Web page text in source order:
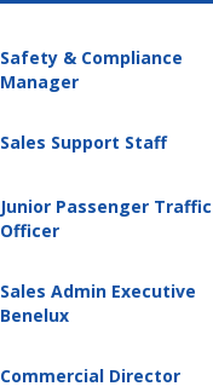
Safety & Compliance
Manager
Sales Support Staff
Junior Passenger Traffic
Officer
Sales Admin Executive
Benelux
Commercial Director